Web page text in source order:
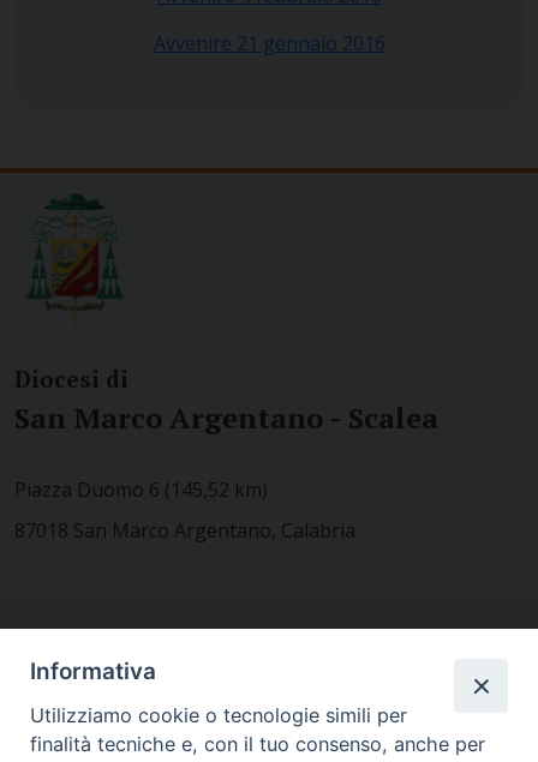
Avvenire 21 gennaio 2016
Diocesi di
San Marco Argentano - Scalea
Piazza Duomo 6 (145,52 km)
87018 San Marco Argentano, Calabria
MODULISTICA
Informativa
Utilizziamo cookie o tecnologie simili per
finalità tecniche e, con il tuo consenso, anche per